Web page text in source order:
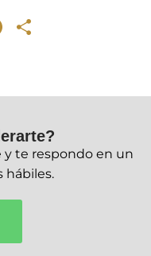
F
e
b
o
o
k
p
ar
ti
r
y te respondo en un
hábiles.